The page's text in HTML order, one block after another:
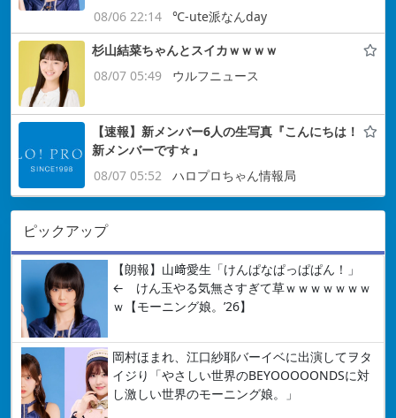
08/06 22:14
℃-ute派なんday
杉山結菜ちゃんとスイカｗｗｗｗ
08/07 05:49
ウルフニュース
【速報】新メンバー6人の生写真『こんにちは！
新メンバーです☆』
08/07 05:52
ハロプロちゃん情報局
ピックアップ
【朗報】山﨑愛生「けんぱなぱっぱぱん！」
← けん玉やる気無さすぎて草ｗｗｗｗｗｗｗ
ｗ【モーニング娘。’26】
岡村ほまれ、江口紗耶バーイベに出演してヲタ
イジり「やさしい世界のBEYOOOOONDSに対
し激しい世界のモーニング娘。」